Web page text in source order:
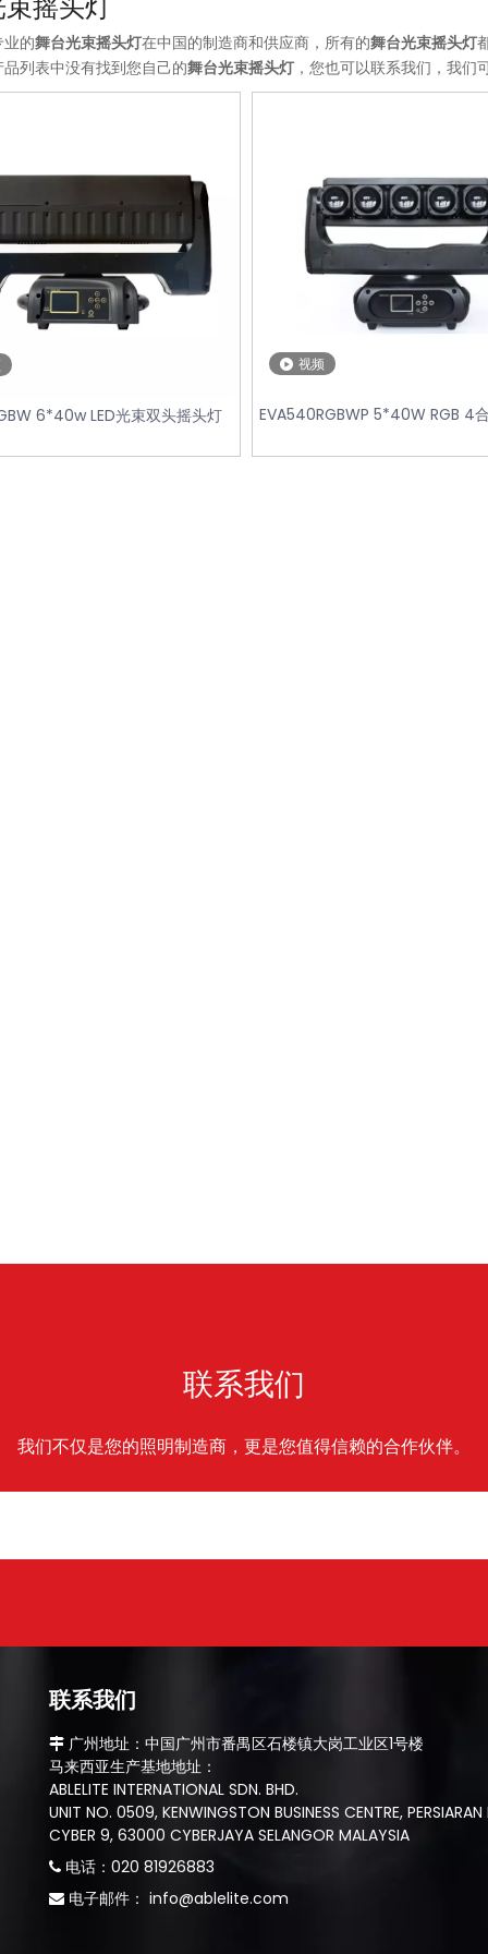
的舞台光束摇头灯在中国的制造商和供应商，所有的舞台光束摇头灯
列表中没有找到您自己的舞台光束摇头灯 ，您也可以联系我们，我们
6*40w LED光束双头摇头灯
视频
EVA540RGBWP 5*40W RGB 4合
联系我们
我们不仅是您的照明制造商，更是您值得信赖的合作伙伴。
联系我们
 ​​​​​​​ 广州地址：中国广州市番禺区石楼镇大岗工业区1号楼
马来西亚生产基地地址：
ABLELITE INTERNATIONAL SDN. BHD.
UNIT NO. 0509, KENWINGSTON BUSINESS CENTRE, PERSIARAN
CYBER 9, 63000 CYBERJAYA SELANGOR MALAYSIA
 ​​​​​​电话：020 81926883
 ​​​​​​​​​​​​​​​​​​​​​​​​​​​​​​​​​​​​​​ 电子邮件：info@ablelite.com